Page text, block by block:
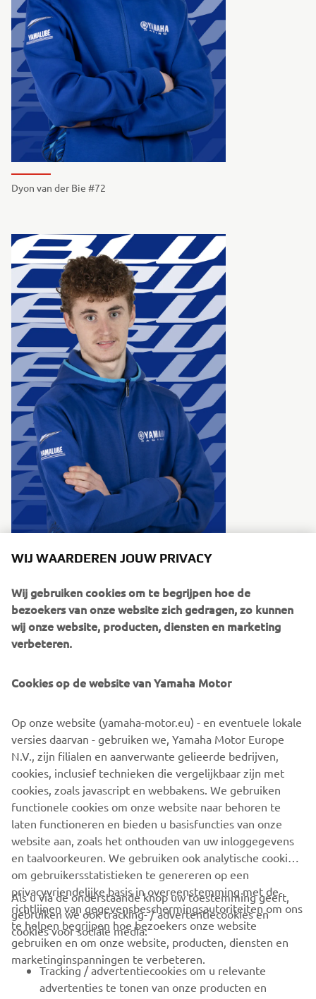
Dyon van der Bie #72
CORPORATE
VOOR BEDRIJVEN
WIJ WAARDEREN JOUW PRIVACY
Wij gebruiken cookies om te begrijpen hoe de
bezoekers van onze website zich gedragen, zo kunnen
wij onze website, producten, diensten en marketing
verbeteren.
Cookies op de website van Yamaha Motor
Op onze website (yamaha-motor.eu) - en eventuele lokale
versies daarvan - gebruiken we, Yamaha Motor Europe
N.V., zijn filialen en aanverwante gelieerde bedrijven,
cookies, inclusief technieken die vergelijkbaar zijn met
cookies, zoals javascript en webbakens. We gebruiken
functionele cookies om onze website naar behoren te
laten functioneren en bieden u basisfuncties van onze
website aan, zoals het onthouden van uw inloggegevens
en taalvoorkeuren. We gebruiken ook analytische cookies
om gebruikersstatistieken te genereren op een
privacyvriendelijke basis in overeenstemming met de
richtlijnen van gegevensbeschermingsautoriteiten om ons
te helpen begrijpen hoe bezoekers onze website
gebruiken en om onze website, producten, diensten en
marketinginspanningen te verbeteren.
Als u via de onderstaande knop uw toestemming geeft,
gebruiken we ook tracking- / advertentiecookies en
cookies voor sociale media:
Tracking / advertentiecookies om u relevante
advertenties te tonen van onze producten en